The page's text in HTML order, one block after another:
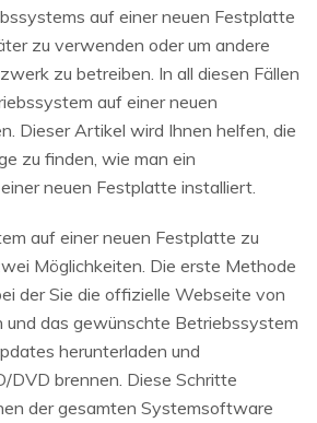
auf einer neuen Festplatte
zu verwenden oder um andere
zu betreiben. In all diesen Fällen
auf einer neuen
Dieser Artikel wird Ihnen helfen, die
zu finden, wie man ein
neuen Festplatte installiert.
auf einer neuen Festplatte zu
Möglichkeiten. Die erste Methode
der Sie die offizielle Webseite von
und das gewünschte Betriebssystem
herunterladen und
DVD brennen. Diese Schritte
der gesamten Systemsoftware